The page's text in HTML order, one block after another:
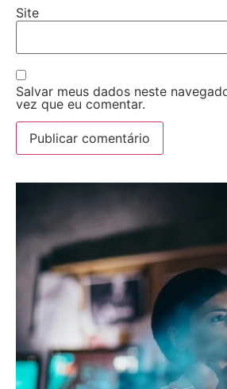
Site
Salvar meus dados neste
vez que eu comentar.